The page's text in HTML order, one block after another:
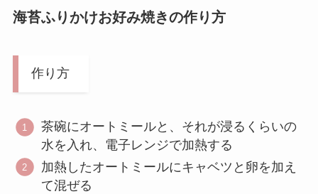
海苔ふりかけお好み焼きの作り方
作り方
茶碗にオートミールと、それが浸るくらいの
水を入れ、電子レンジで加熱する
加熱したオートミールにキャベツと卵を加え
て混ぜる